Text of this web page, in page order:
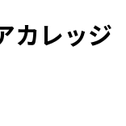
カレッジ